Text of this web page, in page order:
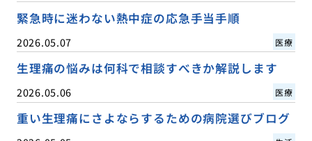
緊急時に迷わない熱中症の応急手当手順
2026.05.07 医療
生理痛の悩みは何科で相談すべきか解説します
2026.05.06 医療
重い生理痛にさよならするための病院選びブログ